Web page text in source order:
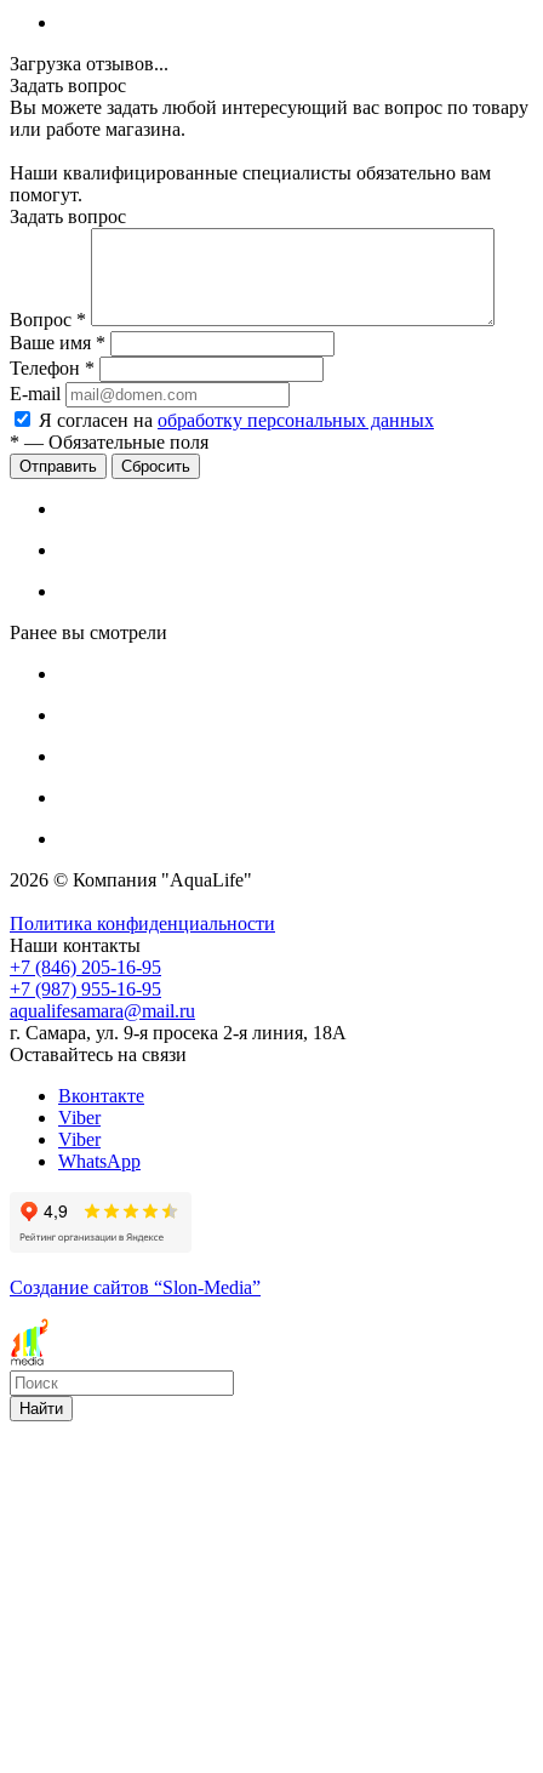
Загрузка отзывов...
Задать вопрос
Вы можете задать любой интересующий вас вопрос по товару
или работе магазина.
Наши квалифицированные специалисты обязательно вам
помогут.
Задать вопрос
Вопрос *
Ваше имя *
Телефон *
E-mail
Я согласен на обработку персональных данных
* — Обязательные поля
Сбросить
Ранее вы смотрели
2026 © Компания "AquaLife"
Политика конфиденциальности
Наши контакты
+7 (846) 205-16-95
+7 (987) 955-16-95
aqualifesamara@mail.ru
г. Самара, ул. 9-я просека 2-я линия, 18А
Оставайтесь на связи
Вконтакте
Viber
Viber
WhatsApp
Создание сайтов “Slon-Media”
Найти